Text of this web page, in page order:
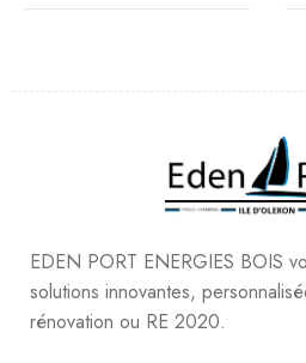
EDEN PORT ENERGIES BOIS
solutions innovantes,
rénovation ou RE 2020.